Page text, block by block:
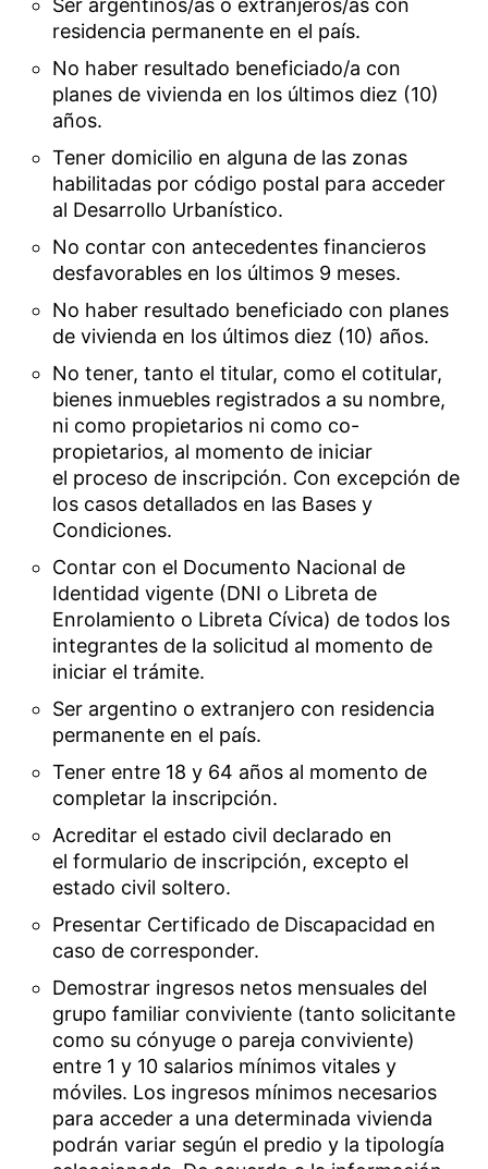
Ser argentinos/as o extranjeros/as con
residencia permanente en el país.
No haber resultado beneficiado/a con
planes de vivienda en los últimos diez (10)
años.
Tener domicilio en alguna de las zonas
habilitadas por código postal para acceder
al Desarrollo Urbanístico.
No contar con antecedentes financieros
desfavorables en los últimos 9 meses.
No haber resultado beneficiado con planes
de vivienda en los últimos diez (10) años.
No tener, tanto el titular, como el cotitular,
bienes inmuebles registrados a su nombre,
ni como propietarios ni como co-
propietarios, al momento de iniciar
el proceso de inscripción. Con excepción de
los casos detallados en las Bases y
Condiciones.
Contar con el Documento Nacional de
Identidad vigente (DNI o Libreta de
Enrolamiento o Libreta Cívica) de todos los
integrantes de la solicitud al momento de
iniciar el trámite.
Ser argentino o extranjero con residencia
permanente en el país.
Tener entre 18 y 64 años al momento de
completar la inscripción.
Acreditar el estado civil declarado en
el formulario de inscripción, excepto el
estado civil soltero.
Presentar Certificado de Discapacidad en
caso de corresponder.
Demostrar ingresos netos mensuales del
grupo familiar conviviente (tanto solicitante
como su cónyuge o pareja conviviente)
entre 1 y 10 salarios mínimos vitales y
móviles. Los ingresos mínimos necesarios
para acceder a una determinada vivienda
podrán variar según el predio y la tipología